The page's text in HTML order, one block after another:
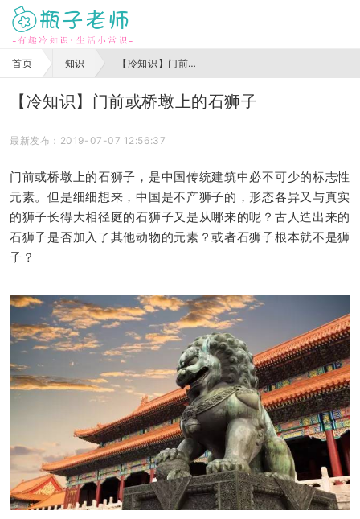
首页 知识 【冷知识】门前或桥墩上的石狮子
【冷知识】门前或桥墩上的石狮子
最新发布：2019-07-07 12:56:37
门前或桥墩上的石狮子，是中国传统建筑中必不可少的标志性
元素。但是细细想来，中国是不产狮子的，形态各异又与真实
的狮子长得大相径庭的石狮子又是从哪来的呢？古人造出来的
石狮子是否加入了其他动物的元素？或者石狮子根本就不是狮
子？